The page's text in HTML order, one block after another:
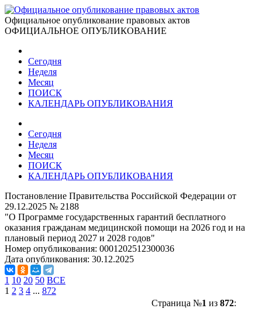
Официальное опубликование правовых актов
ОФИЦИАЛЬНОЕ ОПУБЛИКОВАНИЕ
Сегодня
Неделя
Месяц
ПОИСК
КАЛЕНДАРЬ ОПУБЛИКОВАНИЯ
Сегодня
Неделя
Месяц
ПОИСК
КАЛЕНДАРЬ ОПУБЛИКОВАНИЯ
Постановление Правительства Российской Федерации от
29.12.2025 № 2188
"О Программе государственных гарантий бесплатного
оказания гражданам медицинской помощи на 2026 год и на
плановый период 2027 и 2028 годов"
Номер опубликования: 0001202512300036
Дата опубликования: 30.12.2025
1 10 20 50 ВСЕ
1 2 3 4 ... 872
Страница №1 из 872: